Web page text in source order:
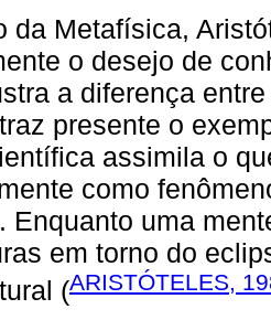
da Metafísica,
o desejo de
a diferença
presente o
assimila o
como
Enquanto uma
em torno do
(ARISTÓTELES,